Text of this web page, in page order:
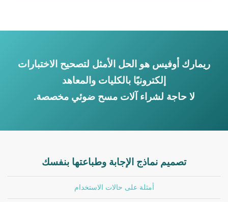
ريمارك أوفيس هو الحل الأمثل لتصحيح الاختبارات
إلكترونيًا بالكليات والمعاهد
لا حاجة لشراء آلات مسح ضوئي مخصصة.
تصميم نماذج الإجابة وطباعتها بنفسك
أمثلة على حالات الاستخدام